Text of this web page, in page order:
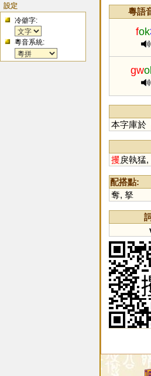
設定
冷僻字:
粵音系統:
粵語
fok
gw
本字庫於
攫戾執猛
配搭點:
奪, 拏